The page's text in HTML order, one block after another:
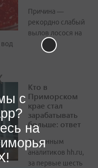
Причина —
рекордно слабый
вылов лосося на
Кто в
Приморском
крае стал
зарабатывать
больше: ответ
По данным
аналитиков hh.ru,
за первые шесть
с
на